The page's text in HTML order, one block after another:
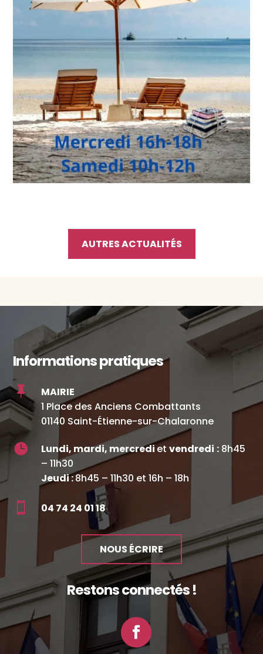
AUTRES ACTUALITÉS
Informations pratiques

MAIRIE
1 Place des Anciens Combattants
01140 Saint-Étienne-sur-Chalaronne
 Lundi, mardi, mercrediet vendredi :8h45
– 11h30
Jeudi :8h45 – 11h30 et 16h – 18h
 04 74 24 01 18
NOUS ÉCRIRE
Restons connectés !